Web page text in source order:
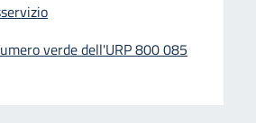
verde dell'URP 800 085